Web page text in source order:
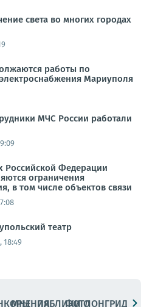
света во многих городах
работы по
Мариуполя
МЧС России работали
Российской Федерации
ограничения
в том числе объектов связи
театр
18:49
МНЕНИЯПАБЛИКИ
ФОТОЛОНГРИДЫ